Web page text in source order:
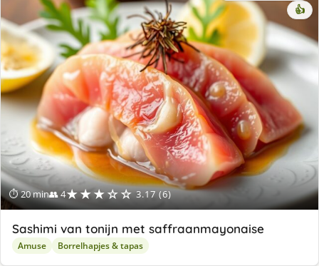
⏱ 20 min👥 4★★★☆☆ 3.17 (6)
👍
Sashimi van tonijn met saffraanmayonaise
Amuse Borrelhapjes & tapas